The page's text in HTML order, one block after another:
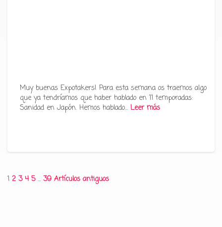
Muy buenas Expotakers! Para esta semana os traemos algo
que ya tendríamos que haber hablado en 11 temporadas:
Sanidad en Japón. Hemos hablado… Leer más
Paginación
1 2 3 4 5 … 39 Artículos antiguos